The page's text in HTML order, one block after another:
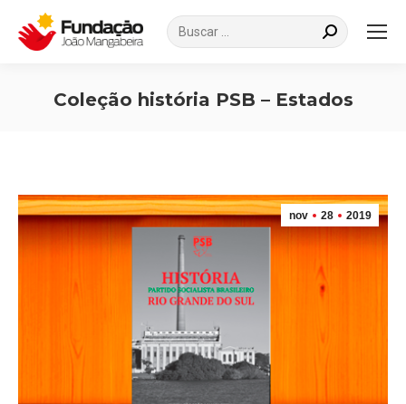
Search:
Coleção história PSB – Estados
nov 28 2019